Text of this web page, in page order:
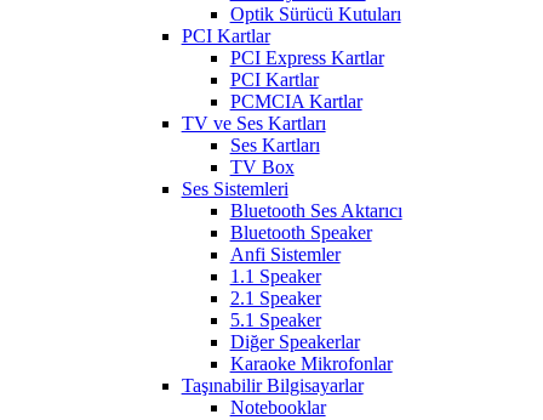
Optik Sürücü Kutuları
PCI Kartlar
PCI Express Kartlar
PCI Kartlar
PCMCIA Kartlar
TV ve Ses Kartları
Ses Kartları
TV Box
Ses Sistemleri
Bluetooth Ses Aktarıcı
Bluetooth Speaker
Anfi Sistemler
1.1 Speaker
2.1 Speaker
5.1 Speaker
Diğer Speakerlar
Karaoke Mikrofonlar
Taşınabilir Bilgisayarlar
Notebooklar